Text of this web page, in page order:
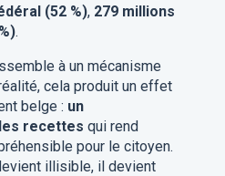
(52 %), 279 millions
.
à un mécanisme
cela produit un effet
belge : un
recettes qui rend
pour le citoyen.
illisible, il devient